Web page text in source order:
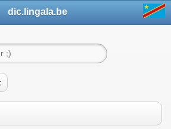
dic.lingala.be